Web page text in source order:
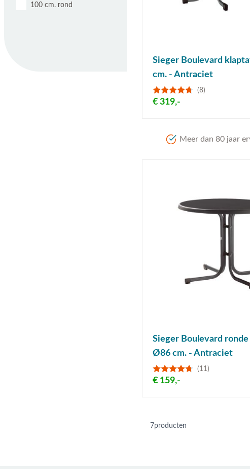
Sieger Boulevard
cm. - Antraciet
(8)
€ 319,-
Meer dan 80 jaar
Sieger Boulevard ronde
Ø86 cm. - Antraciet
(11)
€ 159,-
7producten
100 cm. rond